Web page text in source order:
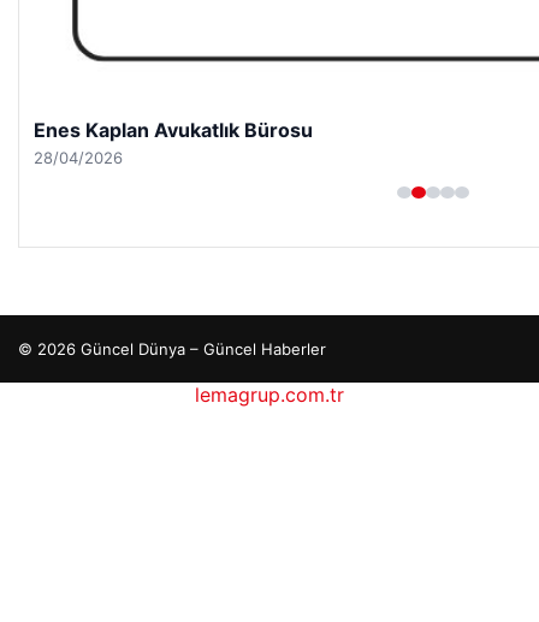
Enes Kaplan Avukatlık Bürosu
28/04/2026
© 2026 Güncel Dünya – Güncel Haberler
lemagrup.com.tr